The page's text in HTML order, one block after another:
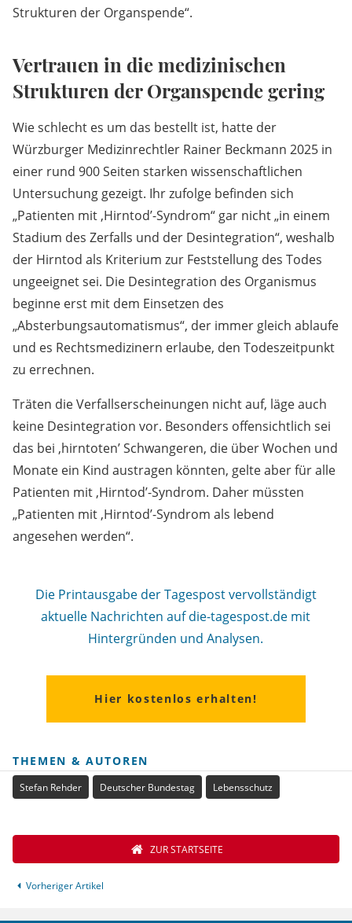
Strukturen der Organspende“.
Vertrauen in die medizinischen
Strukturen der Organspende gering
Wie schlecht es um das bestellt ist, hatte der
Würzburger Medizinrechtler Rainer Beckmann 2025 in
einer rund 900 Seiten starken wissenschaftlichen
Untersuchung gezeigt. Ihr zufolge befinden sich
„Patienten mit ,Hirntod’-Syndrom“ gar nicht „in einem
Stadium des Zerfalls und der Desintegration“, weshalb
der Hirntod als Kriterium zur Feststellung des Todes
ungeeignet sei. Die Desintegration des Organismus
beginne erst mit dem Einsetzen des
„Absterbungsautomatismus“, der immer gleich ablaufe
und es Rechtsmedizinern erlaube, den Todeszeitpunkt
zu errechnen.
Träten die Verfallserscheinungen nicht auf, läge auch
keine Desintegration vor. Besonders offensichtlich sei
das bei ,hirntoten’ Schwangeren, die über Wochen und
Monate ein Kind austragen könnten, gelte aber für alle
Patienten mit ,Hirntod’-Syndrom. Daher müssten
„Patienten mit ,Hirntod’-Syndrom als lebend
angesehen werden“.
Die Printausgabe der Tagespost vervollständigt
aktuelle Nachrichten auf die-tagespost.de mit
Hintergründen und Analysen.
Hier kostenlos erhalten!
THEMEN & AUTOREN
Stefan Rehder Deutscher Bundestag Lebensschutz
Vorheriger Artikel
ZUR STARTSEITE